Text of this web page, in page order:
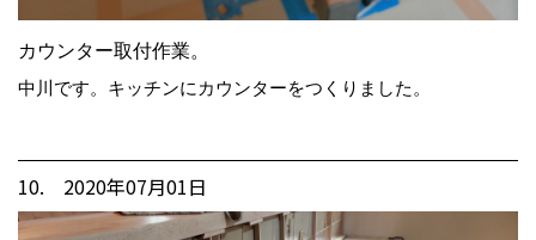
カウンター取付作業。
中川です。キッチンにカウンターをつくりました。
10. 2020年07月01日